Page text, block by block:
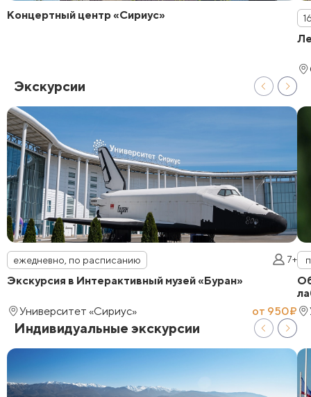
Концертный центр «Сириус»
Экскурсии
ежедневно, по расписанию 7+
Экскурсия в Интерактивный музей «Буран»
Университет «Сириус» от 950₽
Индивидуальные экскурсии